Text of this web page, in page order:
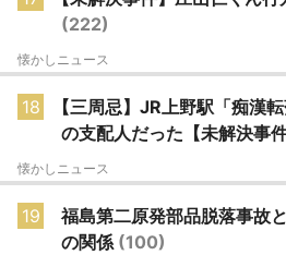
(222)
懐かしニュース
18
【三周忌】JR上野駅「痴漢
の支配人だった【未解決事件
懐かしニュース
19
福島第二原発部品脱落事故
の関係 (100)